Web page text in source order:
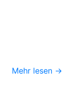
Mehr lesen →